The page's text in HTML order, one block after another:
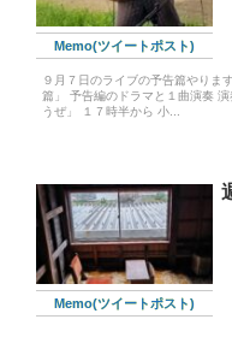
Memo(ツイートポスト)
９月７日のライブの予告篇やりま
篇」 予告編のドラマと１曲演奏
うぜ」 １７時半から 小...
Memo(ツイートポスト)